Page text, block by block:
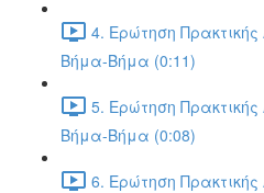
4. Ερώτηση
Βήμα-Βήμα (0:11)
5. Ερώτηση
Βήμα-Βήμα (0:08)
6. Ερώτηση